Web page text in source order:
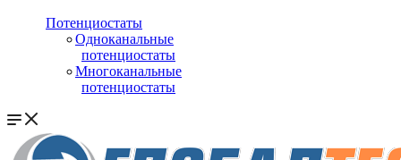
Потенциостаты
Одноканальные
потенциостаты
Многоканальные
потенциостаты